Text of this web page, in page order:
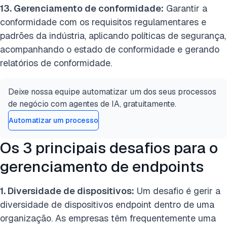
13. Gerenciamento de conformidade: Garantir a
conformidade com os requisitos regulamentares e
padrões da indústria, aplicando políticas de segurança,
acompanhando o estado de conformidade e gerando
relatórios de conformidade.
Deixe nossa equipe automatizar um dos seus processos
de negócio com agentes de IA, gratuitamente.
Automatizar um processo
Os 3 principais desafios para o
gerenciamento de endpoints
1. Diversidade de dispositivos: Um desafio é gerir a
diversidade de dispositivos endpoint dentro de uma
organização. As empresas têm frequentemente uma